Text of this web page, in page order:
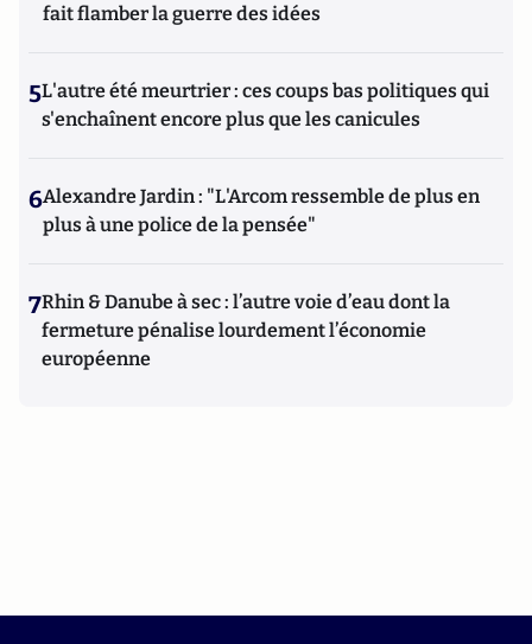
fait flamber la guerre des idées
5L'autre été meurtrier : ces coups bas politiques qui
s'enchaînent encore plus que les canicules
6Alexandre Jardin : "L'Arcom ressemble de plus en
plus à une police de la pensée"
7Rhin & Danube à sec : l’autre voie d’eau dont la
fermeture pénalise lourdement l’économie
européenne